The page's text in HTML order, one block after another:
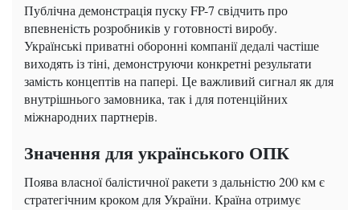
Публічна демонстрація пуску FP-7 свідчить про
впевненість розробників у готовності виробу.
Українські приватні оборонні компанії дедалі частіше
виходять із тіні, демонструючи конкретні результати
замість концептів на папері. Це важливий сигнал як для
внутрішнього замовника, так і для потенційних
міжнародних партнерів.
Значення для українського ОПК
Поява власної балістичної ракети з дальністю 200 км є
стратегічним кроком для України. Країна отримує